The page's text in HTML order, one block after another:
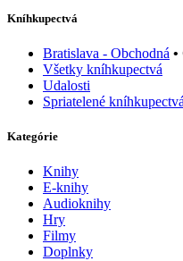
Kníhkupectvá
Bratislava - Obchodná •
Všetky kníhkupectvá
Udalosti
Spriatelené kníhkupectvá
Kategórie
Knihy
E-knihy
Audioknihy
Hry
Filmy
Doplnky